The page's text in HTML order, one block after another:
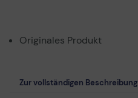
Originales Produkt
Zur vollständigen Beschreibung